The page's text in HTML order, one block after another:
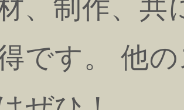
、制作、共
です。 他